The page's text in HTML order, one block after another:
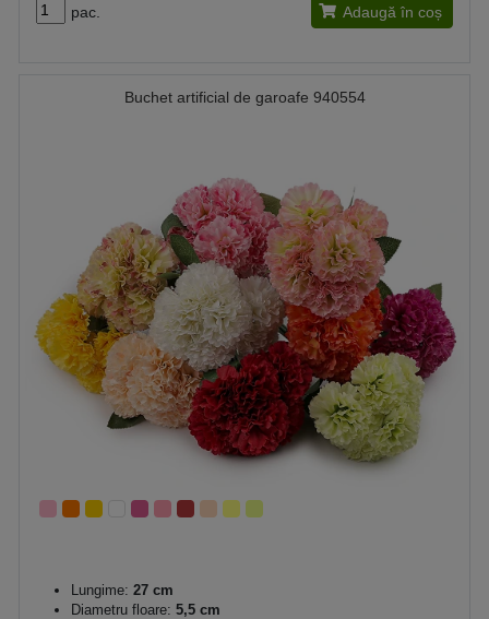
pac. Adaugă în coș
Buchet artificial de garoafe 940554
Lungime: 27 cm
Diametru floare: 5,5 cm